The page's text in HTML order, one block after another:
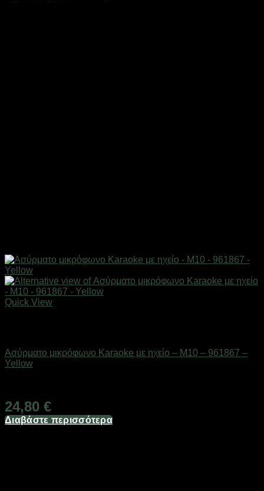
Quick View
Ασύρματο μικρόφωνο Karaoke με ηχείο – M10 – 961867 –
Yellow
24,80 €
Διαβάστε περισσότερα